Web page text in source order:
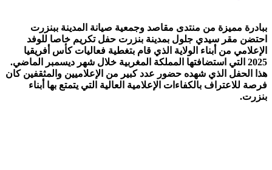
ببادرة مميزة من منتدى مقاصد وجمعية صيانة المدينة ببنزرت
احتضن مقر سيدي جلول بمدينة بنزرت حفل تكريم خاصا للوفد
الإعلامي من أبناء الولاية الذي قام بتغطية فعاليات كأس أفريقيا
2025 التي استضافتها المملكة المغربية خلال شهر ديسمبر الماضي.
هذا الحفل الذي شهده حضور عدد كبير من الإعلاميين والمثقفين كان
فرصة للاعتراف بالكفاءات الإعلامية العالية التي يتمتع بها أبناء
بنزرت.